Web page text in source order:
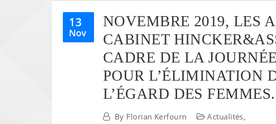
13
Nov
NOVEMBRE 2019, LES
CABINET
CADRE DE LA
POUR L’ÉLIMINATION
L’ÉGARD DES FEMMES.
By Florian Kerfourn Actualités,